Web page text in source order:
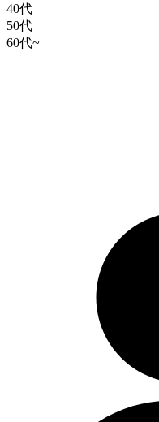
40代
50代
60代~